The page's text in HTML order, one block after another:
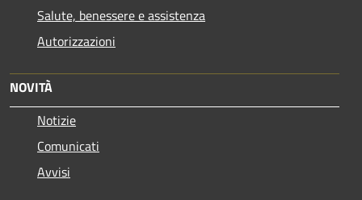
Salute, benessere e assistenza
Autorizzazioni
NOVITÀ
Notizie
Comunicati
Avvisi